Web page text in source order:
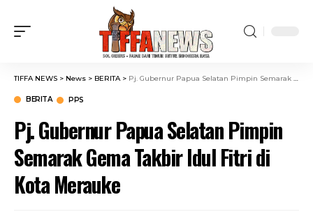
TIFFA NEWS > News > BERITA> Pj. Gubernur Papua Selatan Pimpin Semarak Gema Takbir Idul Fitri di Kota Merauke
BERITA PPS
Pj. Gubernur Papua Selatan Pimpin
Semarak Gema Takbir Idul Fitri di
Kota Merauke